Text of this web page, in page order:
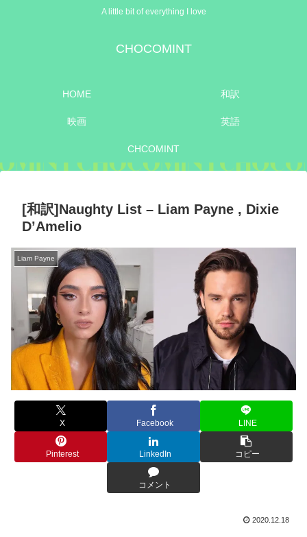
A little bit of everything I love
CHOCOMINT
HOME 和訳
映画 英語
CHCOMINT
[和訳]Naughty List – Liam Payne , Dixie
D’Amelio
Liam Payne
X Facebook LINE
Pinterest LinkedIn コピー
コメント
2020.12.18